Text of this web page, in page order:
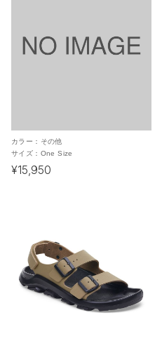
カラー： その他
サイズ： One Size
¥15,950